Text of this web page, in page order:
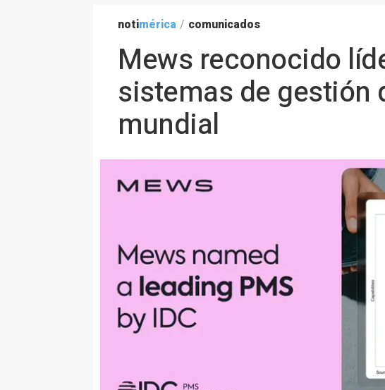
notimérica / comunicados
Mews reconocido
sistemas de gestión
mundial